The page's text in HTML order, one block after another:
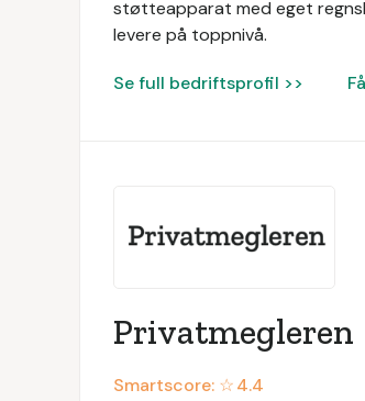
støtteapparat med eget
levere på toppnivå.
Se full bedriftsprofil >>
Privatmegleren
Smartscore: ☆4.4